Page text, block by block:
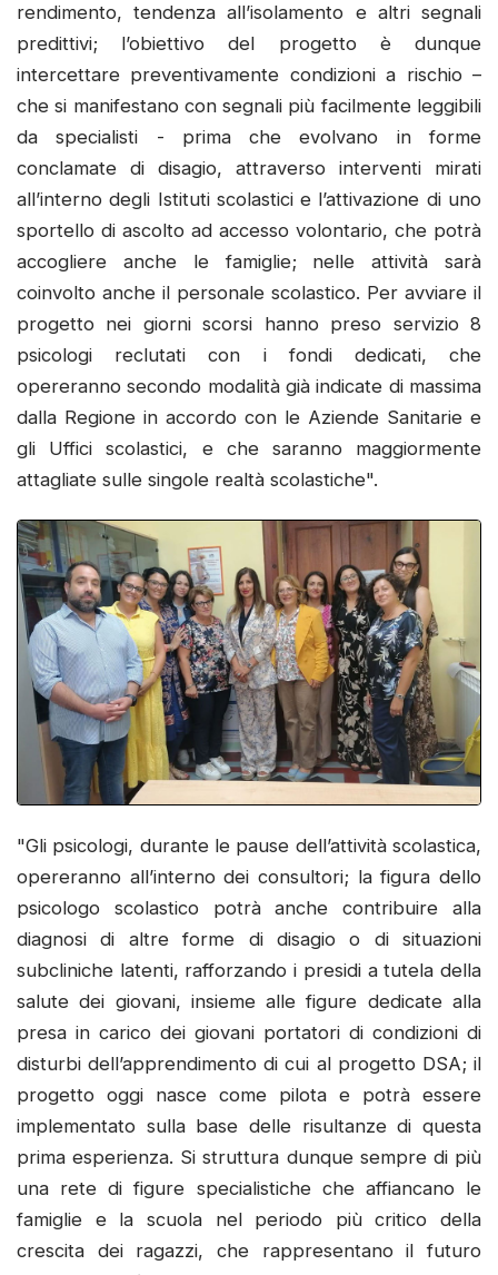
rendimento, tendenza all’isolamento e altri segnali
predittivi; l’obiettivo del progetto è dunque
intercettare preventivamente condizioni a rischio –
che si manifestano con segnali più facilmente leggibili
da specialisti - prima che evolvano in forme
conclamate di disagio, attraverso interventi mirati
all’interno degli Istituti scolastici e l’attivazione di uno
sportello di ascolto ad accesso volontario, che potrà
accogliere anche le famiglie; nelle attività sarà
coinvolto anche il personale scolastico. Per avviare il
progetto nei giorni scorsi hanno preso servizio 8
psicologi reclutati con i fondi dedicati, che
opereranno secondo modalità già indicate di massima
dalla Regione in accordo con le Aziende Sanitarie e
gli Uffici scolastici, e che saranno maggiormente
attagliate sulle singole realtà scolastiche".
"Gli psicologi, durante le pause dell’attività scolastica,
opereranno all’interno dei consultori; la figura dello
psicologo scolastico potrà anche contribuire alla
diagnosi di altre forme di disagio o di situazioni
subcliniche latenti, rafforzando i presidi a tutela della
salute dei giovani, insieme alle figure dedicate alla
presa in carico dei giovani portatori di condizioni di
disturbi dell’apprendimento di cui al progetto DSA; il
progetto oggi nasce come pilota e potrà essere
implementato sulla base delle risultanze di questa
prima esperienza. Si struttura dunque sempre di più
una rete di figure specialistiche che affiancano le
famiglie e la scuola nel periodo più critico della
crescita dei ragazzi, che rappresentano il futuro